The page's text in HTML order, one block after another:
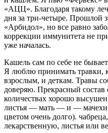
«АЦЦ». Благодаря такому
дня за три-четыре. Прошлой
«Арбидол», но все равно
коррекции иммунитета не
уже началась.
Кашель сам по себе не
Я люблю принимать травки,
взрослым, и деткам. Травы
доверяю. Прекрасный
количествах хорошо
листья — мать — и — мачехи,
цветом очень долго).
лекарственную, листья или